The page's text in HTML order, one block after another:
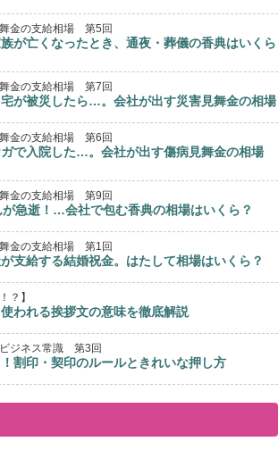
金の支給相場 第5回
が亡くなったとき、通夜・葬儀の香典はいくら
金の支給相場 第7回
が被災したら…。会社が出す災害見舞金の相場
金の支給相場 第6回
で入院した…。会社が出す傷病見舞金の相場
金の支給相場 第9回
急逝！…会社で包む香典の相場はいくら？
金の支給相場 第1回
支給する結婚祝金。はたして相場はいくら？
？】
われる挨拶文の意味を徹底解説
ジネス常識 第3回
割印・契印のルールときれいな押し方